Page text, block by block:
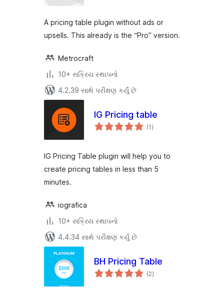
A pricing table plugin without ads or
upsells. This already is the “Pro” version.
Metrocraft
10+ સક્રિય સ્થાપનો
4.2.39 સાથે પરીક્ષણ કર્યું છે
IG Pricing table
(1કુલ
રેટિંગ્સ
)
IG Pricing Table plugin will help you to
create pricing tables in less than 5
minutes.
iografica
10+ સક્રિય સ્થાપનો
4.4.34 સાથે પરીક્ષણ કર્યું છે
BH Pricing Table
(2કુલ
રેટિંગ્સ
)